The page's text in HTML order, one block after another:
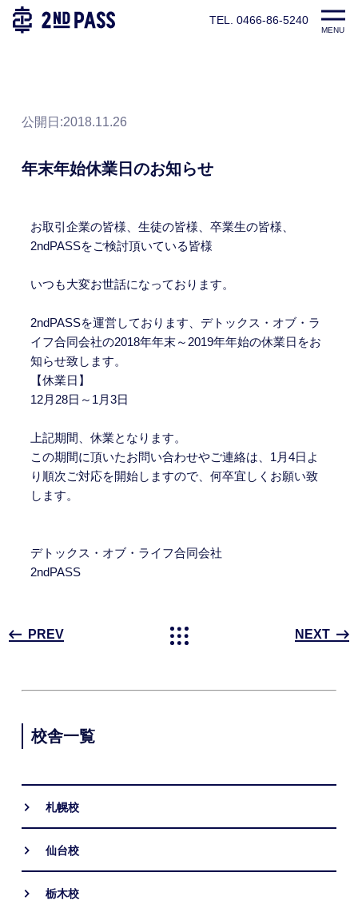
TEL. 0466-86-5240
MENU
TOP お知らせ 年末年始休業日のお知らせ
公開日:2018.11.26
年末年始休業日のお知らせ
お取引企業の皆様、生徒の皆様、卒業生の皆様、
2ndPASSをご検討頂いている皆様
いつも大変お世話になっております。
2ndPASSを運営しております、デトックス・オブ・ラ
イフ合同会社の2018年年末～2019年年始の休業日をお
知らせ致します。
【休業日】
12月28日～1月3日
上記期間、休業となります。
この期間に頂いたお問い合わせやご連絡は、1月4日よ
り順次ご対応を開始しますので、何卒宜しくお願い致
します。
デトックス・オブ・ライフ合同会社
2ndPASS
PREV NEXT
校舎一覧
札幌校
仙台校
栃木校